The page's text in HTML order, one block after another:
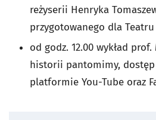
reżyserii Henryka
przygotowanego dla
od godz. 12.00 wykład
historii pantomimy, dostęp
platformie You-Tube oraz